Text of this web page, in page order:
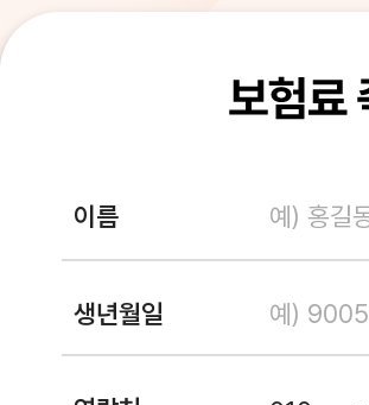
이름
생년월일